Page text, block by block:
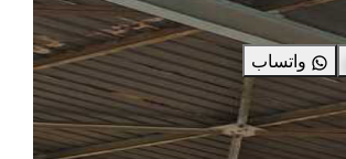
واتساب